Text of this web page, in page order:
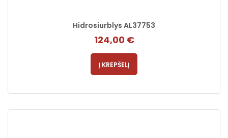
Hidrosiurblys AL37753
124,00 €
Į KREPŠELĮ